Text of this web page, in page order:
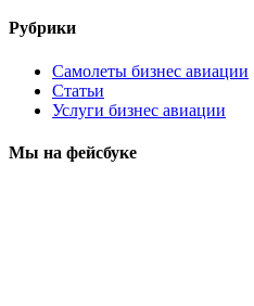
Рубрики
Самолеты бизнес авиации
Статьи
Услуги бизнес авиации
Мы на фейсбуке